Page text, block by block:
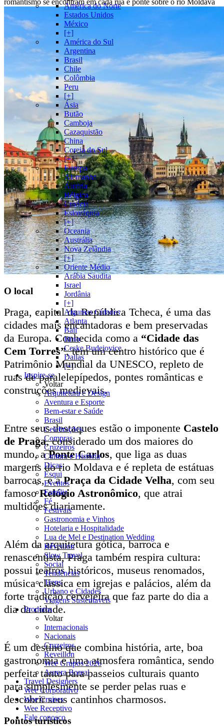
América do Norte
Estados Unidos
México
[+]
América do Sul
Argentina
Brasil
Chile
Colômbia
Peru
[+]
Ásia
Butão
Camboja
Cazaquistão
China
Coreia do Sul
[+]
Europa
Alemanha
Áustria
Bélgica
Croácia
Eslováquia
[+]
Oceania
Austrália
Nova Zelândia
[+]
Oriente Médio
Arábia Saudita
Israel
Jordânia
[+]
Algumas Cidades
Atlanta
Bali
Brno
Ceske Budejovice
Dallas
[+]
Inspire-se
Voltar
Arquitetura e Design
Aventura e Esporte
Bem-estar e Saúde
Brasil
Celebrações
Compras
Cruzeiros
Cultura e História
Dicas
Esqui
Eventos
Família
Fé
Festivais
Gastronomia e Vinhos
Hotelaria e Hospitalidade
Lua de Mel e Destination Wedding
Réveillon
Slow Travel
Social
Tendências
Trens
Urbano e Cidades
Viagens Sustentaveis
Produtos
Voltar
Internacionais
Nacionais
Cruzeiros
Reveillon
Wee Grupos 2026
Aurora Boreal
Travel Designers
Wee Corporativo
Wee Cruises
Wee Receptivo
Fale conosco
romantismo se encontram em cada rua e ponte sobre o rio Moldava
O local
Praga, capital da República Tcheca, é uma das
cidades mais encantadoras e bem preservadas
da Europa. Conhecida como a “Cidade das
Cem Torres”, tem um centro histórico que é
Patrimônio Mundial da UNESCO, repleto de
ruas de paralelepípedos, pontes românticas e
construções medievais.
Entre seus destaques estão o imponente Castelo
de Praga, considerado um dos maiores do
mundo, aPonte Carlos, que liga as duas
margens do rio Moldava e é repleta de estátuas
barrocas, e aPraça da Cidade Velha, com seu
famosoRelógio Astronômico, que atrai
multidões diariamente.
Além da arquitetura gótica, barroca e
renascentista, Praga também respira cultura:
possui teatros históricos, museus renomados,
música clássica em igrejas e palácios, além da
forte tradição cervejeira que faz parte do dia a
dia da cidade.
É um destino que combina história, arte, boa
gastronomia e uma atmosfera romântica, sendo
perfeita tanto para passeios culturais quanto
para simplesmente se perder pelas ruas e
descobrir seus cantinhos charmosos.
Pontos turísticos